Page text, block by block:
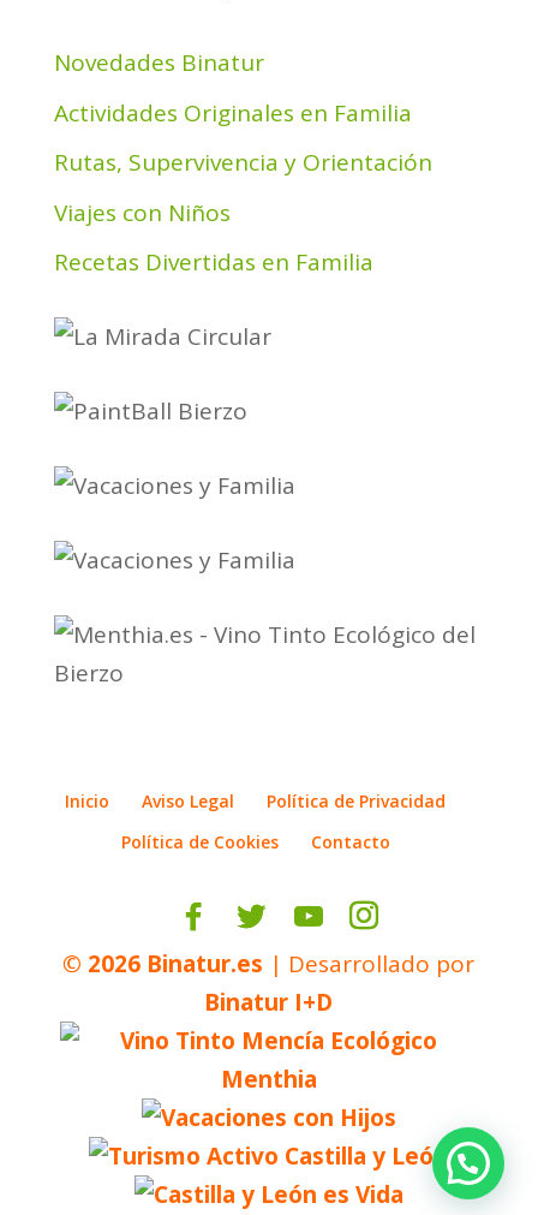
Novedades Binatur
Actividades Originales en Familia
Rutas, Supervivencia y Orientación
Viajes con Niños
Recetas Divertidas en Familia
Inicio Aviso Legal
Política de Privacidad
Política de Cookies
Contacto
© 2026 Binatur.es | Desarrollado por
Binatur I+D